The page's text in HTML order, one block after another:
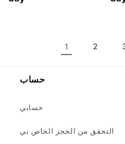
1 2
حساب
حسابي
التحقق من الحجز الخاص بي